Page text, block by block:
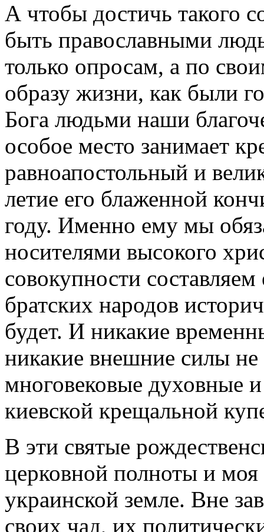
А чтобы достичь такого
быть православными
только опросам, а по
образу жизни, как были
Бога людьми наши
особое место занимает
равноапостольный и
летие его блаженной
году. Именно ему мы
носителями высокого
совокупности
братских народов
будет. И никакие
никакие внешние силы не
многовековые духовные
киевской крещальной
В эти святые
церковной полноты и моя
украинской земле. Вне
своих чад, их